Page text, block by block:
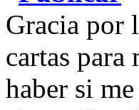
Gracia por
cartas para
haber si